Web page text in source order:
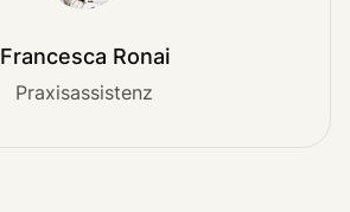
Francesca Ronai
Praxisassistenz